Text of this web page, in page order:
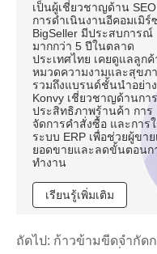
เป็นผู้เชี่ยวชาญด้าน
การดำเนินงานอีคอมเมิร์
BigSeller มีประสบการณ์
มากกว่า 5 ปีในตลาด
ประเทศไทย เคยดูแลลูก
หมวดความงามและสุขภ
รวมถึงแบรนด์ชั้นนำอย่าง
Konvy เชี่ยวชาญด้านกา
ประสิทธิภาพร้านค้า การ
จัดการคำสั่งซื้อ และการ
ระบบ ERP เพื่อช่วยผู้ขาย
ยอดขายและลดขั้นตอนก
ทำงาน
เรียนรู้เพิ่มเติม
ถัดไป: ก้าวข้ามขีดจำกัดก